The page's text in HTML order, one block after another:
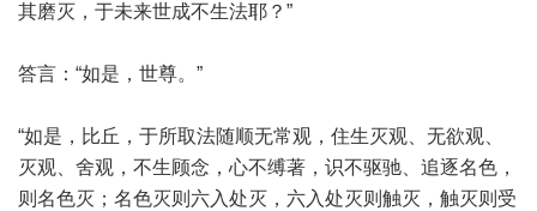
其磨灭，于未来世成不生法耶？”
答言：“如是，世尊。”
“如是，比丘，于所取法随顺无常观，住生灭观、无欲观、
灭观、舍观，不生顾念，心不缚著，识不驱驰、追逐名色，
则名色灭；名色灭则六入处灭，六入处灭则触灭，触灭则受